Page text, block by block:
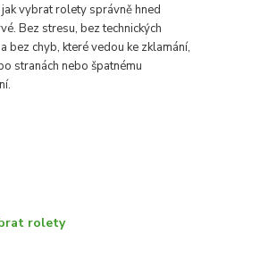
vybrat rolety správně hned
Bez stresu, bez technických
bez chyb, které vedou ke zklamání,
stranách nebo špatnému